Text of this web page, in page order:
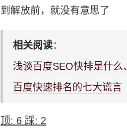
到解放前，就没有意思了
相关阅读：
浅谈百度SEO快排是什
百度快速排名的七大谎言
顶: 6 踩: 2